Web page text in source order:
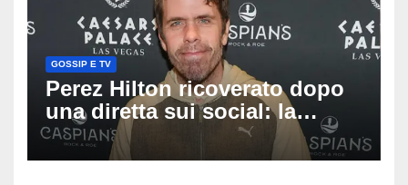
GOSSIP E TV
Perez Hilton ricoverato dopo
una diretta sui social: la
famiglia rompe il silenzio
sulle sue condizioni